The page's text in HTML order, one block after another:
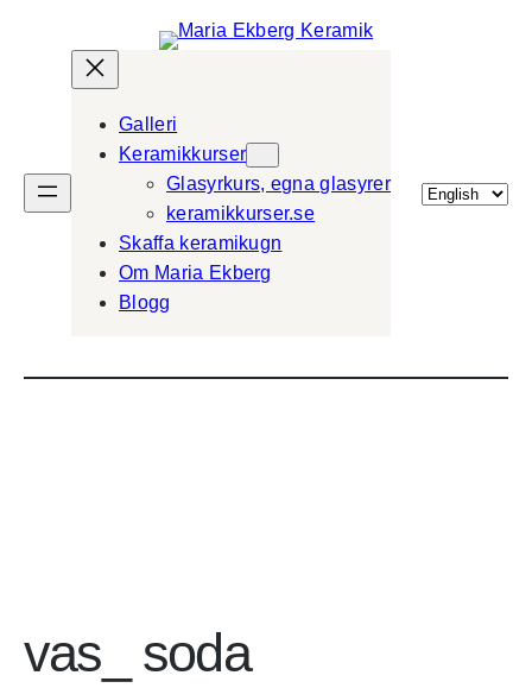
Galleri
Keramikkurser
Glasyrkurs, egna glasyrer
keramikkurser.se
Skaffa keramikugn
Om Maria Ekberg
Blogg
Välj
vas_ soda